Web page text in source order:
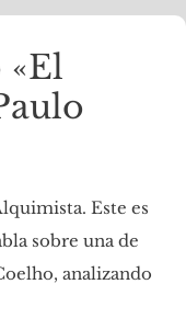
Este es
sobre una de
analizando